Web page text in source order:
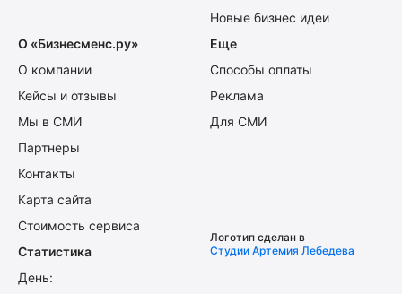
Новые бизнес идеи
О «Бизнесменс.ру»
О компании
Кейсы и отзывы
Мы в СМИ
Партнеры
Контакты
Карта сайта
Стоимость сервиса
Еще
Способы оплаты
Реклама
Для СМИ
Статистика
День:
Логотип сделан в
Студии Артемия Лебедева